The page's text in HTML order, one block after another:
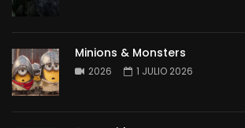
Minions & Monsters
2026 1 JULIO 2026